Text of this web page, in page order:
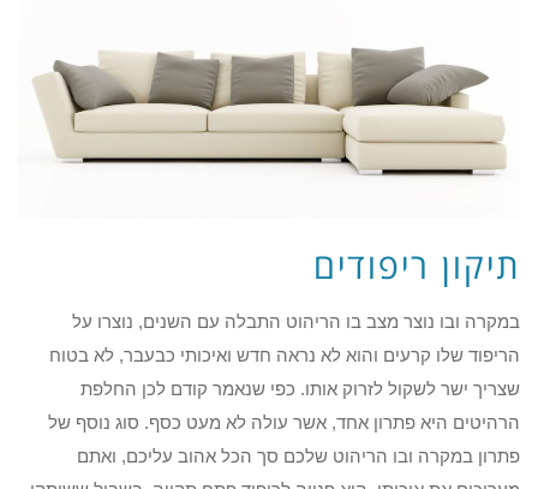
תיקון ריפודים
במקרה ובו נוצר מצב בו הריהוט התבלה עם השנים, נוצרו על
הריפוד שלו קרעים והוא לא נראה חדש ואיכותי כבעבר, לא בטוח
שצריך ישר לשקול לזרוק אותו. כפי שנאמר קודם לכן החלפת
הרהיטים היא פתרון אחד, אשר עולה לא מעט כסף. סוג נוסף של
פתרון במקרה ובו הריהוט שלכם סך הכל אהוב עליכם, ואתם